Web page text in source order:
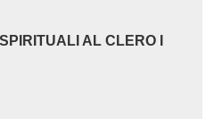
AL CLERO I